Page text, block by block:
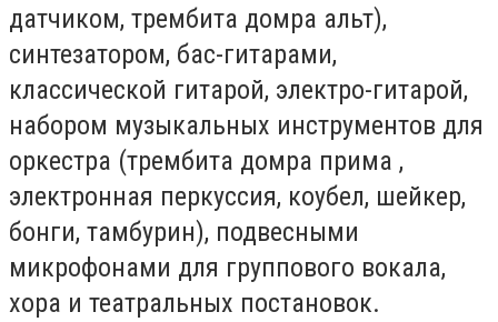
датчиком, трембита домра альт),
синтезатором, бас-гитарами,
классической гитарой, электро-гитарой,
набором музыкальных инструментов для
оркестра (трембита домра прима ,
электронная перкуссия, коубел, шейкер,
бонги, тамбурин), подвесными
микрофонами для группового вокала,
хора и театральных постановок.